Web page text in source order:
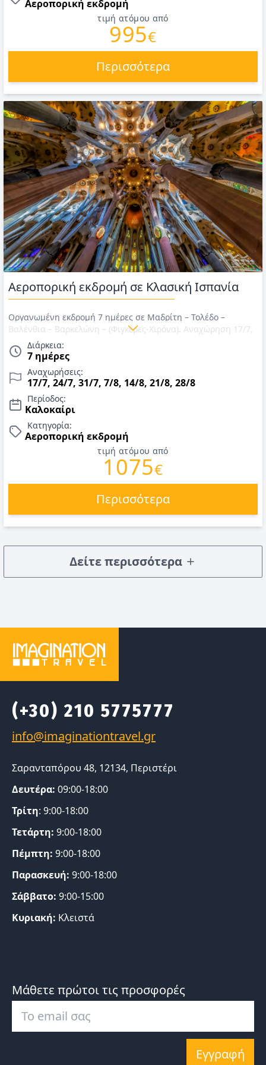
Αεροπορική εκδρομή
τιμή ατόμου από
995€
Περισσότερα
Αεροπορική εκδρομή σε Κλασική Ισπανία
Οργανωμένη εκδρομή 7 ημέρες σε Μαδρίτη – Τολέδο –
Βαλένθια – Βαρκελώνη – (Φιγκέρες-Χιρόνα). Αναχώρηση 17/7,
24/7, 31/7, 7/8, 14/8, 21/8, 28/8. Αεροπορικά εισιτήρια με
Aegean, διαμονή σε ξενοδοχεία 4*, πρωινό καθημερινά,
μεταφορές, περιηγήσεις & έμπειρος συνοδός/αρχηγός. Τιμές
για Καλοκαίρι 2026.
Διάρκεια:
7 ημέρες
Αναχωρήσεις:
17/7, 24/7, 31/7, 7/8, 14/8, 21/8, 28/8
Περίοδος:
Καλοκαίρι
Κατηγορία:
Αεροπορική εκδρομή
τιμή ατόμου από
1075€
Περισσότερα
Δείτε περισσότερα
(+30) 210 5775777
Σαρανταπόρου 48, 12134, Περιστέρι
Δευτέρα: 09:00-18:00
Τρίτη: 9:00-18:00
Τετάρτη: 9:00-18:00
Πέμπτη: 9:00-18:00
Παρασκευή: 9:00-18:00
Σάββατο: 9:00-15:00
Κυριακή: Κλειστά
Μάθετε πρώτοι τις προσφορές
Εγγραφή